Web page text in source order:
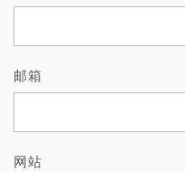
邮箱
网站